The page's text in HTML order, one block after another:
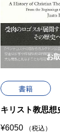
書籍
キリスト教思想
¥6050 （税込）
お